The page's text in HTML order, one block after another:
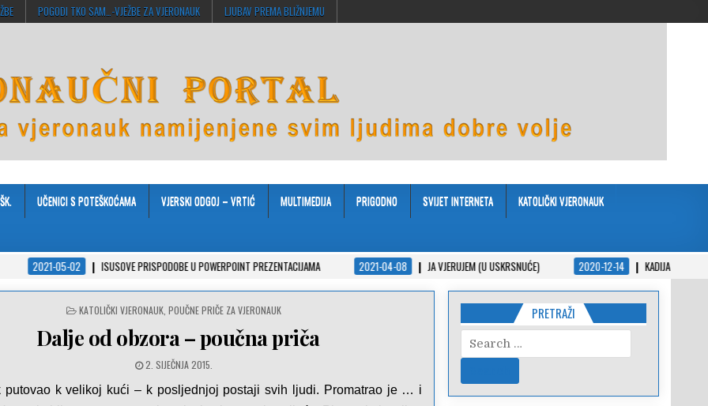
POGODI TKO SAM…-VJEŽBE ZA VJERONAUK LJUBAV PREMA BLIŽNJEMU
UČENICI S POTEŠKOĆAMA VJERSKI ODGOJ – VRTIĆ MULTIMEDIJA PRIGODNO SVIJET INTERNETA KATOLIČKI VJERONAUK
ISUSOVE PRISPODOBE U POWERPOINT PREZENTACIJAMA 2021-04-08 JA VJERUJEM (U USKRSNUĆE) 2020-12-14 KADIJA I ZAKON – KRATKA
POSTED
KATOLIČKI VJERONAUK ,POUČNE PRIČE ZA VJERONAUK
Dalje od obzora – poučna priča
2. SIJEČNJA 2015.
putovao k velikoj kući – k posljednjoj postaji svih ljudi. Promatrao je … i
PRETRAŽI
Search
for: